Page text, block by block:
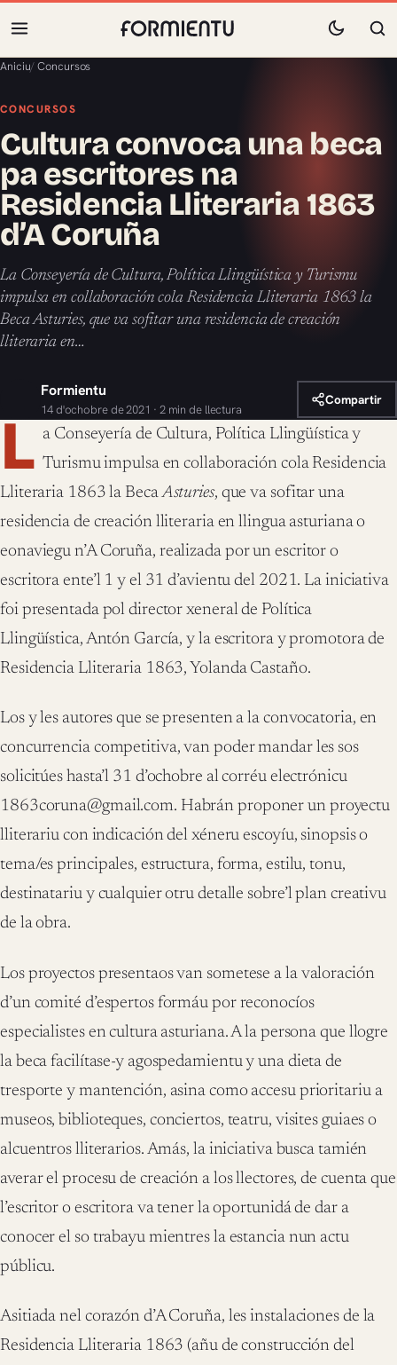
Aniciu/Concursos
CONCURSOS
Cultura convoca una beca
pa escritores na
Residencia Lliteraria 1863
d’A Coruña
La Conseyería de Cultura, Política Llingüística y Turismu
impulsa en collaboración cola Residencia Lliteraria 1863 la
Beca Asturies, que va sofitar una residencia de creación
lliteraria en…
Formientu
14 d'ochobre de 2021 · 2 min de llectura
Compartir
L a Conseyería de Cultura, Política Llingüística y
Turismu impulsa en collaboración cola Residencia
Lliteraria 1863 la BecaAsturies, que va sofitar una
residencia de creación lliteraria en llingua asturiana o
eonaviegu n’A Coruña, realizada por un escritor o
escritora ente’l 1 y el 31 d’avientu del 2021. La iniciativa
foi presentada pol director xeneral de Política
Llingüística, Antón García, y la escritora y promotora de
Residencia Lliteraria 1863, Yolanda Castaño.
Los y les autores que se presenten a la convocatoria, en
concurrencia competitiva, van poder mandar les sos
solicitúes hasta’l 31 d’ochobre al corréu electrónicu
1863coruna@gmail.com. Habrán proponer un proyectu
lliterariu con indicación del xéneru escoyíu, sinopsis o
tema/es principales, estructura, forma, estilu, tonu,
destinatariu y cualquier otru detalle sobre’l plan creativu
de la obra.
Los proyectos presentaos van sometese a la valoración
d’un comité d’espertos formáu por reconocíos
especialistes en cultura asturiana. A la persona que llogre
la beca facilítase-y agospedamientu y una dieta de
tresporte y mantención, asina como accesu prioritariu a
museos, biblioteques, conciertos, teatru, visites guiaes o
alcuentros lliterarios. Amás, la iniciativa busca tamién
averar el procesu de creación a los llectores, de cuenta que
l’escritor o escritora va tener la oportunidá de dar a
conocer el so trabayu mientres la estancia nun actu
públicu.
Asitiada nel corazón d’A Coruña, les instalaciones de la
Residencia Lliteraria 1863 (añu de construcción del